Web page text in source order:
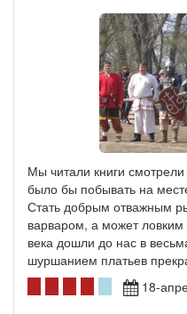
Мы читали книги
было бы побывать на
Стать добрым отважным
варваром, а может
века дошли до нас в
шуршанием платьев
18-